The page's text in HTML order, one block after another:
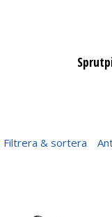
Filtrera & sortera